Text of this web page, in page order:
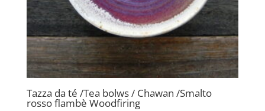
Tazza da té /Tea bolws / Chawan /Smalto
rosso flambè Woodfiring